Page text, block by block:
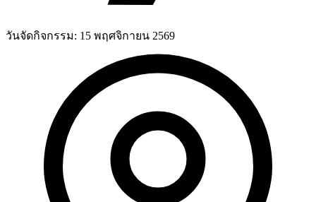
วันจัดกิจกรรม: 15 พฤศจิกายน 2569